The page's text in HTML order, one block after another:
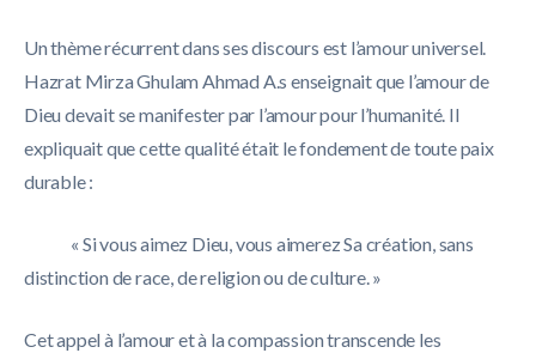
Un thème récurrent dans ses discours est l’amour universel.
Hazrat Mirza Ghulam Ahmad A.s enseignait que l’amour de
Dieu devait se manifester par l’amour pour l’humanité. Il
expliquait que cette qualité était le fondement de toute paix
durable :
« Si vous aimez Dieu, vous aimerez Sa création, sans
distinction de race, de religion ou de culture. »
Cet appel à l’amour et à la compassion transcende les